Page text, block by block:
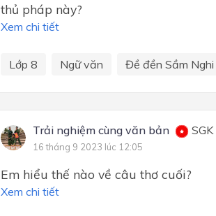
thủ pháp này?
Xem chi tiết
Lớp 8 Ngữ văn Đề đền Sầm
Trải nghiệm cùng văn bản
16 tháng 9 2023 lúc 12:05
Em hiểu thế nào về câu thơ cuối?
Xem chi tiết